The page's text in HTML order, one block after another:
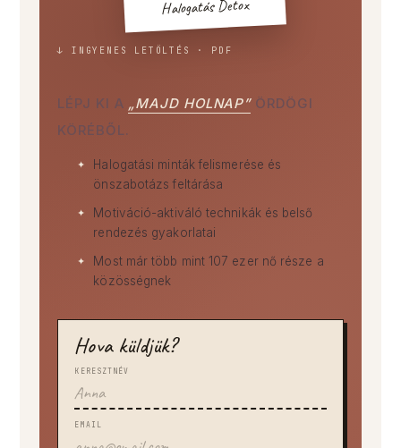
Halogatás Detox
↓ INGYENES LETÖLTÉS · PDF
LÉPJ KI A „MAJD HOLNAP”ÖRDÖGI
KÖRÉBŐL.
Halogatási minták felismerése és
önszabotázs feltárása
Motiváció-aktiváló technikák és belső
rendezés gyakorlatai
Most már több mint 107 ezer nő része a
közösségnek
Hova küldjük?
KERESZTNÉV
EMAIL